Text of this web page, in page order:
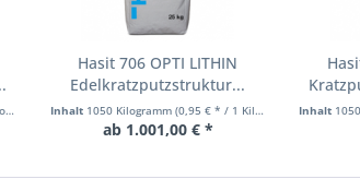
Hasit 706 OPTI LITHIN
Edelkratzputzstruktur...
Inhalt 1050 Kilogramm (0,95 € * / 1 Kilogramm)
ab 1.001,00 € *
Inhalt